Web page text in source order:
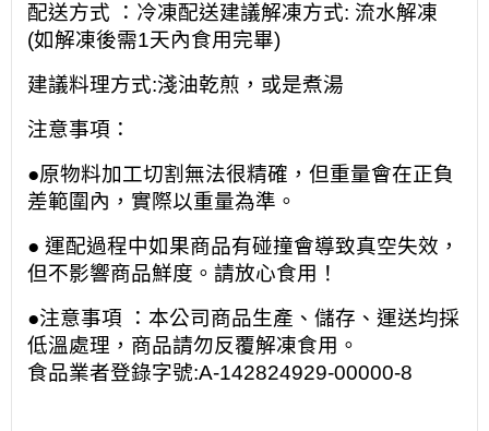
配送方式 ：冷凍配送建議解凍方式: 流水解凍
(如解凍後需1天內食用完畢)
建議料理方式:淺油乾煎 ，或是煮湯
注意事項：
●原物料加工切割無法很精確，但重量會在正負
差範圍內，實際以重量為準。
● 運配過程中如果商品有碰撞會導致真空失效，
但不影響商品鮮度。請放心食用！
●注意事項 ：本公司商品生產、儲存、運送均採
低溫處理，商品請勿反覆解凍食用。
食品業者登錄字號:A-142824929-00000-8